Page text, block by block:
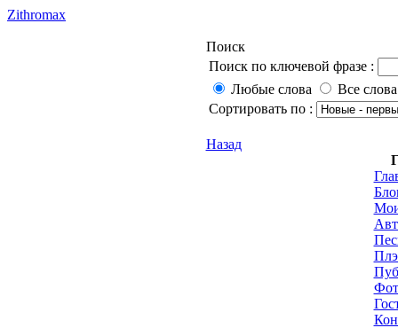
Zithromax
Поиск
Поиск по ключевой фразе :
Любые слова
Все слова
Сортировать по :
Назад